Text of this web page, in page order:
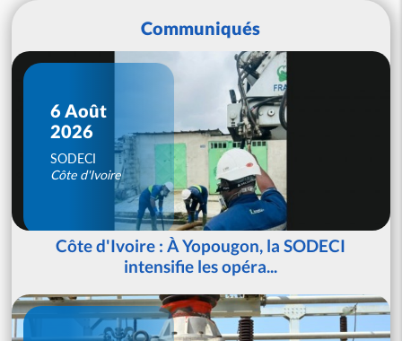
Communiqués
6 Août
2026
SODECI
Côte d'Ivoire
Côte d'Ivoire : À Yopougon, la SODECI
intensifie les opéra...